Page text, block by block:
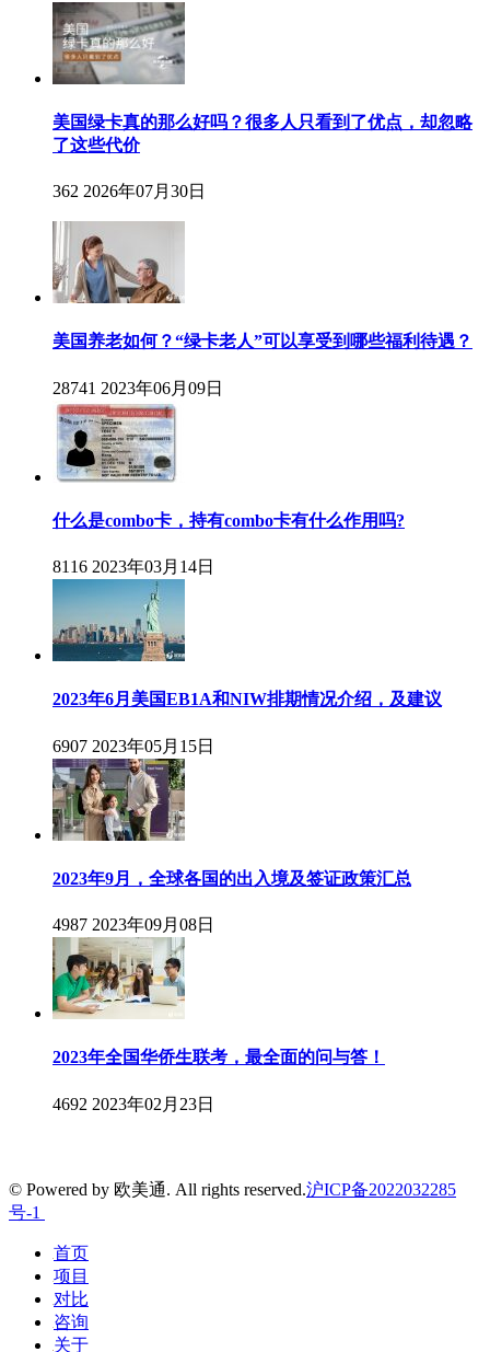
美国绿卡真的那么好吗？很多人只看到了优点，却忽略
了这些代价
362 2026年07月30日
美国养老如何？“绿卡老人”可以享受到哪些福利待遇？
28741 2023年06月09日
什么是combo卡，持有combo卡有什么作用吗?
8116 2023年03月14日
2023年6月美国EB1A和NIW排期情况介绍，及建议
6907 2023年05月15日
2023年9月，全球各国的出入境及签证政策汇总
4987 2023年09月08日
2023年全国华侨生联考，最全面的问与答！
4692 2023年02月23日
© Powered by 欧美通. All rights reserved.沪ICP备2022032285
号-1
首页
项目
对比
咨询
关于